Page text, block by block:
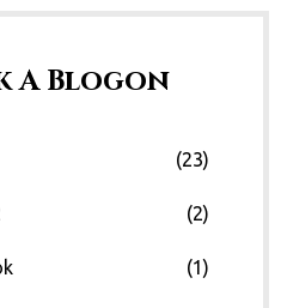
A Blogon
(23)
(2)
(1)